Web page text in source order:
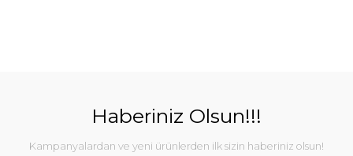
Haberiniz Olsun!!!
Kampanyalardan ve yeni ürünlerden ilk sizin haberiniz olsun!